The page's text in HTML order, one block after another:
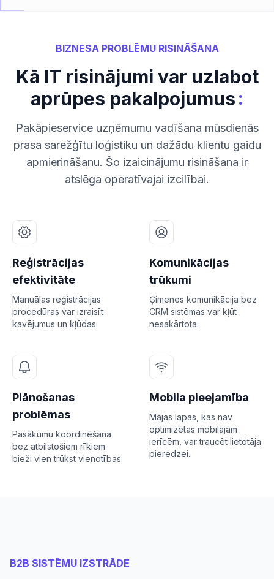
BIZNESA PROBLĒMU RISINĀŠANA
Kā IT risinājumi var uzlabot
aprūpes pakalpojumus:
Pakāpieservice uzņēmumu vadīšana mūsdienās
prasa sarežģītu loģistiku un dažādu klientu gaidu
apmierināšanu. Šo izaicinājumu risināšana ir
atslēga operatīvajai izcilībai.
Reģistrācijas
efektivitāte
Manuālas reģistrācijas
procedūras var izraisīt
kavējumus un kļūdas.
Komunikācijas
trūkumi
Ģimenes komunikācija bez
CRM sistēmas var kļūt
nesakārtota.
Plānošanas
problēmas
Pasākumu koordinēšana
bez atbilstošiem rīkiem
bieži vien trūkst vienotības.
Mobila pieejamība
Mājas lapas, kas nav
optimizētas mobilajām
ierīcēm, var traucēt lietotāja
pieredzei.
B2B SISTĒMU IZSTRĀDE